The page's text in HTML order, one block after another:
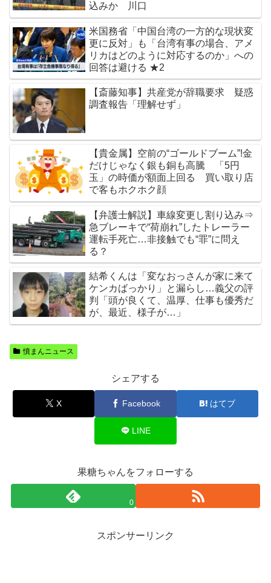
込みか 川口
米国務省「中国台湾の一方的な現状変
更に反対」も「台湾有事の場合、アメ
リカはどのように対応するのか」への
回答は避ける ★2
【斎藤知事】共産党が辞職要求 疑惑
調査報告「理解せず」
【貴金属】空前の“ゴールドブーム”!金
だけじゃなく銀も銅も高騰 「5円
玉」の時価が額面上回る 買い取り店
で客もホクホク顔
【弁護士解説】車線変更し割り込み⇒
急ブレーキで“荷崩れ”したトレーラー
運転手死亡…非接触でも“罪”に問え
る？
結希くんは「変なおっさんが家に来て
ケンカばっかり」と漏らし…義父の評
判「頭が良くて、温厚、仕事も優秀だ
が、最近、様子が…」
憤まんニュース
シェアする
X Facebook はてブ
LINE
果糖ちゃんをフォローする
0
スポンサーリンク